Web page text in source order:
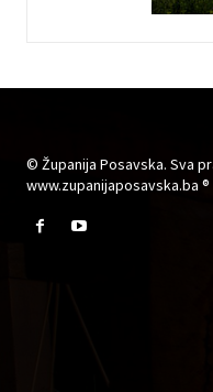
© Županija Posavska. Sva
www.zupanijaposavska.ba ®